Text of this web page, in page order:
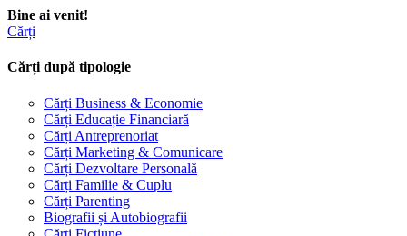
Bine ai venit!
Cărți
Cărți după tipologie
Cărți Business & Economie
Cărți Educație Financiară
Cărți Antreprenoriat
Cărți Marketing & Comunicare
Cărți Dezvoltare Personală
Cărți Familie & Cuplu
Cărți Parenting
Biografii și Autobiografii